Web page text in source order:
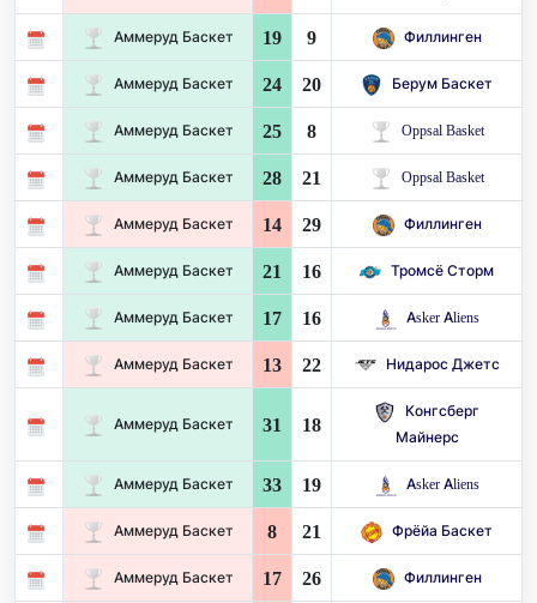
Аммеруд Баскет 19 9 Филлинген
Аммеруд Баскет 24 20 Берум Баскет
Аммеруд Баскет 25 8 Oppsal Basket
Аммеруд Баскет 28 21 Oppsal Basket
Аммеруд Баскет 14 29 Филлинген
Аммеруд Баскет 21 16 Тромсё Сторм
Аммеруд Баскет 17 16 Asker Aliens
Аммеруд Баскет 13 22 Нидарос Джетс
Аммеруд Баскет 31 18
Конгсберг
Майнерс
Аммеруд Баскет 33 19 Asker Aliens
Аммеруд Баскет 8 21 Фрёйа Баскет
Аммеруд Баскет 17 26 Филлинген